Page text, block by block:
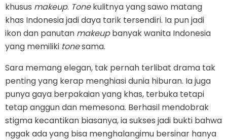
khusus makeup. Tonekulitnya yang sawo matang
khas Indonesia jadi daya tarik tersendiri. Ia pun jadi
ikon dan panutan makeupbanyak wanita Indonesia
yang memiliki tonesama.
Sara memang elegan, tak pernah terlibat drama tak
penting yang kerap menghiasi dunia hiburan. Ia juga
punya gaya berpakaian yang khas, terbuka tetapi
tetap anggun dan memesona. Berhasil mendobrak
stigma kecantikan biasanya, ia sukses jadi bukti bahwa
nggak ada yang bisa menghalangimu bersinar hanya